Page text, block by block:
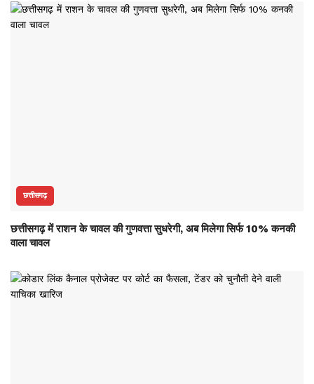
छत्तीसगढ़
छत्तीसगढ़ में राशन के चावल की गुणवत्ता सुधरेगी, अब मिलेगा सिर्फ 10% कनकी
वाला चावल